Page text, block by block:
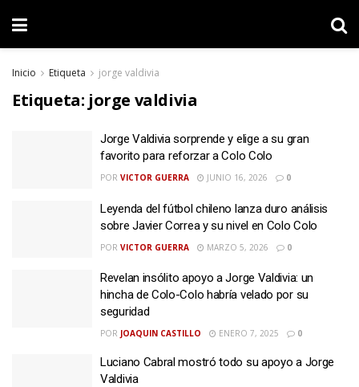
Inicio Etiqueta jorge valdivia
Etiqueta: jorge valdivia
Jorge Valdivia sorprende y elige a su gran
favorito para reforzar a Colo Colo
POR VICTOR GUERRA JUNIO 16, 2026 0
Leyenda del fútbol chileno lanza duro análisis
sobre Javier Correa y su nivel en Colo Colo
POR VICTOR GUERRA MARZO 5, 2026 0
Revelan insólito apoyo a Jorge Valdivia: un
hincha de Colo-Colo habría velado por su
seguridad
POR JOAQUIN CASTILLO ENERO 7, 2025 0
Luciano Cabral mostró todo su apoyo a Jorge
Valdivia